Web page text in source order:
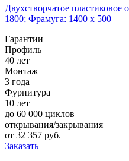
Двухстворчатое
1800; Фрамуга: 1400 x 500
Гарантии
Профиль
40 лет
Монтаж
3 года
Фурнитура
10 лет
до 60 000 циклов
открывания/закрывания
от 32 357 pуб.
Заказать